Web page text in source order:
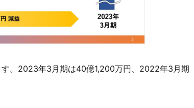
。2023年3月期は40億1,200万円、2022年3月期